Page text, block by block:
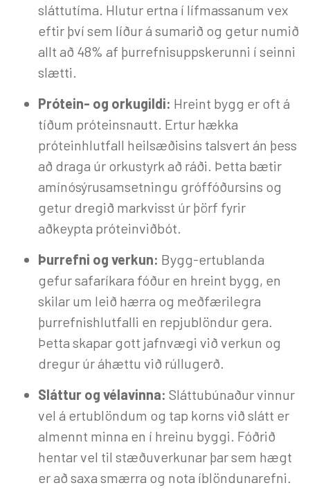
sláttutíma. Hlutur ertna í lífmassanum vex
eftir því sem líður á sumarið og getur numið
allt að 48% af þurrefnisuppskerunni í seinni
slætti.
Prótein- og orkugildi: Hreint bygg er oft á
tíðum próteinsnautt. Ertur hækka
próteinhlutfall heilsæðisins talsvert án þess
að draga úr orkustyrk að ráði. Þetta bætir
amínósýrusamsetningu gróffóðursins og
getur dregið markvisst úr þörf fyrir
aðkeypta próteinviðbót.
Þurrefni og verkun: Bygg-ertublanda
gefur safaríkara fóður en hreint bygg, en
skilar um leið hærra og meðfærilegra
þurrefnishlutfalli en repjublöndur gera.
Þetta skapar gott jafnvægi við verkun og
dregur úr áhættu við rúllugerð.
Sláttur og vélavinna: Sláttubúnaður vinnur
vel á ertublöndum og tap korns við slátt er
almennt minna en í hreinu byggi. Fóðrið
hentar vel til stæðuverkunar þar sem hægt
er að saxa smærra og nota íblöndunarefni.